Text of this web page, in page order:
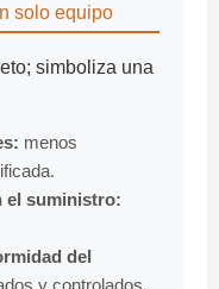
solo equipo
simboliza una
menos
el suministro:
del
y controlados.